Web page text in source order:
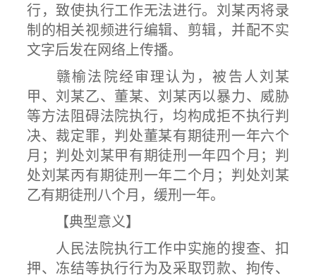
行，致使执行工作无法进行。刘某丙将录
制的相关视频进行编辑、剪辑，并配不实
文字后发在网络上传播。
赣榆法院经审理认为，被告人刘某
甲、刘某乙、董某、刘某丙以暴力、威胁
等方法阻碍法院执行，均构成拒不执行判
决、裁定罪，判处董某有期徒刑一年六个
月；判处刘某甲有期徒刑一年四个月；判
处刘某丙有期徒刑一年二个月；判处刘某
乙有期徒刑八个月，缓刑一年。
【典型意义】
人民法院执行工作中实施的搜查、扣
押、冻结等执行行为及采取罚款、拘传、